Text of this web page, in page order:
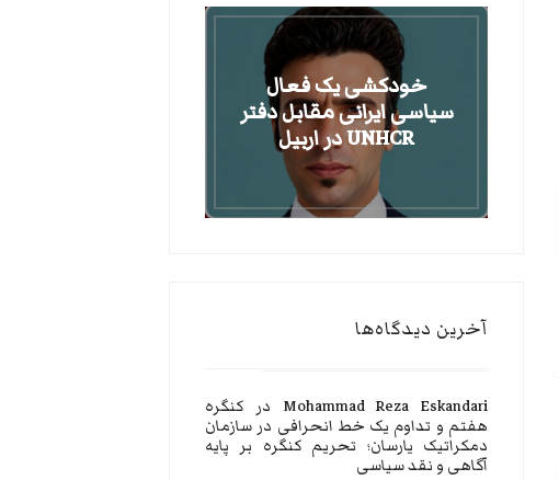
خودکشی یک فعال
سیاسی ایرانی مقابل دفتر
UNHCR در اربیل
آخرین دیدگاه‌ها
Mohammad Reza Eskandari در کنگره
هفتم و تداوم یک خط انحرافی در سازمان
دمکراتیک یارسان؛ تحریم کنگره بر پایه
آگاهی و نقد سیاسی